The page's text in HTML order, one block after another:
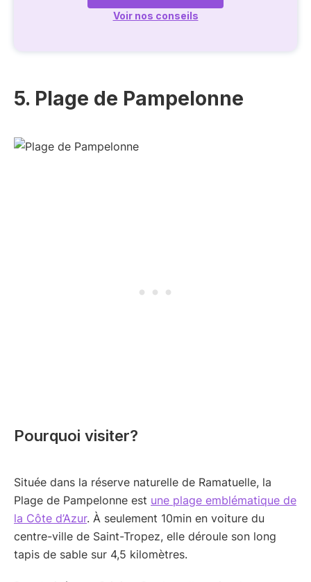
Voir nos conseils
5. Plage de Pampelonne
Pourquoi visiter?
Située dans la réserve naturelle de Ramatuelle, la
Plage de Pampelonne est une plage emblématique de
la Côte d’Azur. À seulement 10min en voiture du
centre-ville de Saint-Tropez, elle déroule son long
tapis de sable sur 4,5 kilomètres.